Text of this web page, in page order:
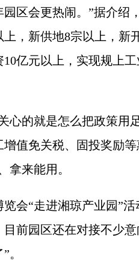
区会更热闹。”据介绍
，新供地8宗以上，新
10亿元以上，实现规上
的就是怎么把政策用
值免关税、固投奖励
拿来能用。
“走进湘琼产业园”活
前园区还在对接不少
。